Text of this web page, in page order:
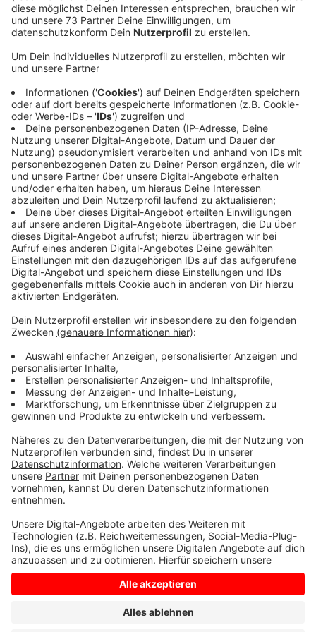
Veröffentlicht:Donnerstag, 13.11.2025 05:13
Anzeige
Nach der Messe kommt die Nacht der
Ausbildung
Anzeige
Organisiert wirdstarklAHvon den Ahauser
Berufskollegs. Das Besondere: Auszubildende und
Schüler beantworten Fragen. Außerdem informieren
Betriebe und Verbände über die unterschiedlichsten
Berufsfelder: Von A wie Anlagenmechaniker bis Z wie
Zahnmedizinische Fachangestellte. Die startklAH-
Messe findet heute von 14 bis 17 Uhr statt. Und sie ist
nur der Auftakt einer Serie von
Informationsmöglichkeiten: Nächsten Donnerstag
geht es schon mit der „Nacht der Ausbildung“ im Kreis
Borken weiter. Hier öffnen Betriebe ihre Türen und
stellen mit vielen Mitmach-Aktionen das Berufsfeld
vor.
Anzeige